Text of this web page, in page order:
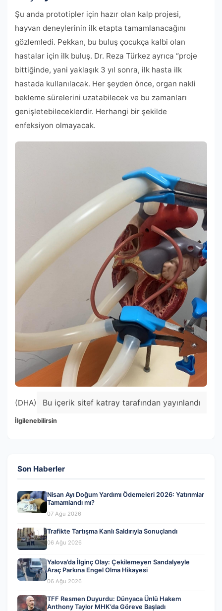
Şu anda prototipler için hazır olan kalp projesi,
hayvan deneylerinin ilk etapta tamamlanacağını
gözlemledi. Pekkan, bu buluş çocukça kalbi olan
hastalar için ilk buluş. Dr. Reza Türkez ayrıca “proje
bittiğinde, yani yaklaşık 3 yıl sonra, ilk hasta ilk
hastada kullanılacak. Her şeyden önce, organ nakli
bekleme sürelerini uzatabilecek ve bu zamanları
genişletebileceklerdir. Herhangi bir şekilde
enfeksiyon olmayacak.
(DHA) Bu içerik sitef katray tarafından yayınlandı
İlgilenebilirsin
Son Haberler
Nisan Ayı Doğum Yardımı Ödemeleri 2026: Yatırımlar
Tamamlandı mı?
07 Ağu 2026
Trafikte Tartışma Kanlı Saldırıyla Sonuçlandı
06 Ağu 2026
Yalova’da İlginç Olay: Çekilemeyen Sandalyeyle
Araç Parkına Engel Olma Hikayesi
06 Ağu 2026
TFF Resmen Duyurdu: Dünyaca Ünlü Hakem
Anthony Taylor MHK’da Göreve Başladı